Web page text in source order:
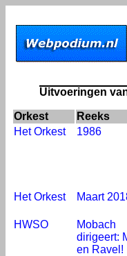
Uitvoeringen
Orkest Reeks
Het Orkest
1986
Het Orkest
Maart
HWSO
Mobach
dirigeert:
en Ravel!